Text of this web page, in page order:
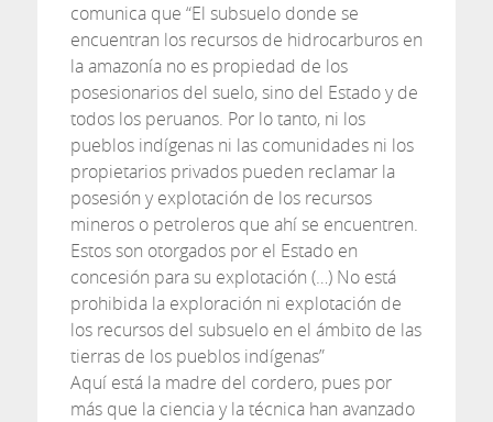
comunica que “El subsuelo donde se
encuentran los recursos de hidrocarburos en
la amazonía no es propiedad de los
posesionarios del suelo, sino del Estado y de
todos los peruanos. Por lo tanto, ni los
pueblos indígenas ni las comunidades ni los
propietarios privados pueden reclamar la
posesión y explotación de los recursos
mineros o petroleros que ahí se encuentren.
Estos son otorgados por el Estado en
concesión para su explotación (…) No está
prohibida la exploración ni explotación de
los recursos del subsuelo en el ámbito de las
tierras de los pueblos indígenas”
Aquí está la madre del cordero, pues por
más que la ciencia y la técnica han avanzado